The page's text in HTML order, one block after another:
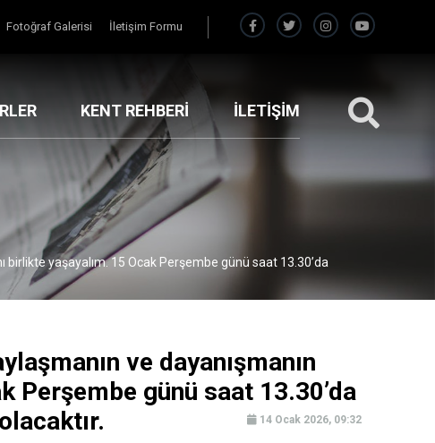
Fotoğraf Galerisi İletişim Formu
KENT REHBERİ İLETİŞİM
birlikte yaşayalım. 15 Ocak Perşembe günü saat 13.30’da
ve dayanışmanın
Perşembe günü saat 13.30’da
14 Ocak 2026, 09:32